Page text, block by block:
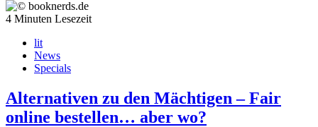
4 Minuten Lesezeit
lit
News
Specials
Alternativen zu den Mächtigen – Fair
online bestellen… aber wo?